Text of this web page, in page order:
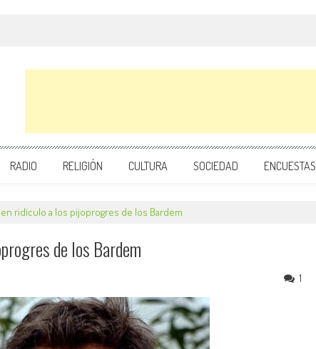
RADIO RELIGIÓN CULTURA SOCIEDAD ENCUESTAS
en ridículo a los pijoprogres de los Bardem
de los Bardem
1